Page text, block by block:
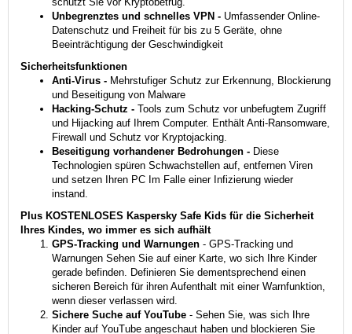
Unbegrenztes und schnelles VPN - Umfassender Online-
Datenschutz und Freiheit für bis zu 5 Geräte, ohne
Beeinträchtigung der Geschwindigkeit
Sicherheits­funktionen
Anti-Virus - Mehrstufiger Schutz zur Erkennung, Blockierung
und Beseitigung von Malware
Hacking-Schutz - Tools zum Schutz vor unbefugtem Zugriff
und Hijacking auf Ihrem Computer. Enthält Anti-Ransomware,
Firewall und Schutz vor Kryptojacking.
Beseitigung vorhandener Bedrohungen - Diese
Technologien spüren Schwachstellen auf, entfernen Viren
und setzen Ihren PC Im Falle einer Infizierung wieder
instand.
Plus KOSTENLOSES Kaspersky Safe Kids für die Sicherheit
Ihres Kindes, wo immer es sich aufhält
GPS-Tracking und Warnungen - GPS-Tracking und
Warnungen Sehen Sie auf einer Karte, wo sich Ihre Kinder
gerade befinden. Definieren Sie dementsprechend einen
sicheren Bereich für ihren Aufenthalt mit einer Warnfunktion,
wenn dieser verlassen wird.
Sichere Suche auf YouTube - Sehen Sie, was sich Ihre
Kinder auf YouTube angeschaut haben und blockieren Sie